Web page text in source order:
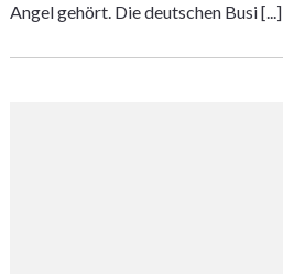
Angel gehört. Die deutschen Busi [...]